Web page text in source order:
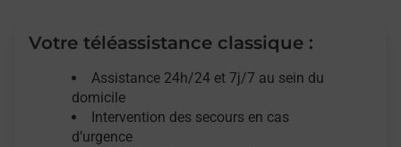
Votre téléassistance classique :
Assistance 24h/24 et 7j/7 au sein du
domicile
Intervention des secours en cas
d’urgence